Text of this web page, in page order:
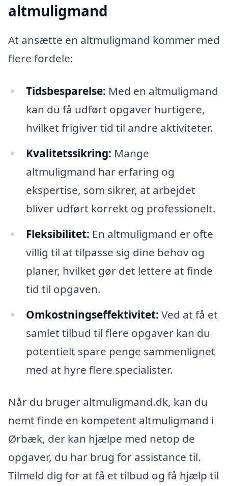
altmuligmand
At ansætte en altmuligmand kommer med
flere fordele:
Tidsbesparelse: Med en altmuligmand
kan du få udført opgaver hurtigere,
hvilket frigiver tid til andre aktiviteter.
Kvalitetssikring: Mange
altmuligmand har erfaring og
ekspertise, som sikrer, at arbejdet
bliver udført korrekt og professionelt.
Fleksibilitet: En altmuligmand er ofte
villig til at tilpasse sig dine behov og
planer, hvilket gør det lettere at finde
tid til opgaven.
Omkostningseffektivitet: Ved at få et
samlet tilbud til flere opgaver kan du
potentielt spare penge sammenlignet
med at hyre flere specialister.
Når du bruger altmuligmand.dk, kan du
nemt finde en kompetent altmuligmand i
Ørbæk, der kan hjælpe med netop de
opgaver, du har brug for assistance til.
Tilmeld dig for at få et tilbud og få hjælp til